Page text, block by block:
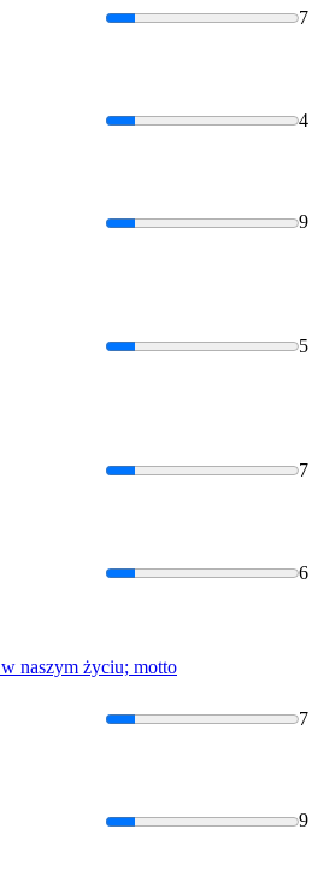
7
4
9
5
7
6
w naszym życiu; motto
7
9